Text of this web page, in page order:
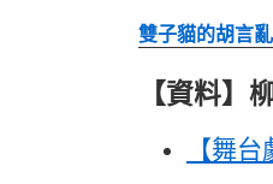
雙子貓的胡言
【資料】
【舞